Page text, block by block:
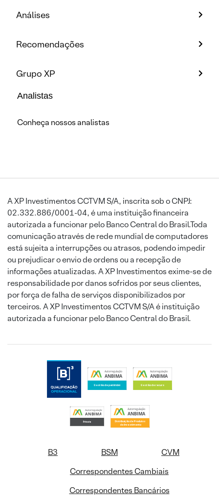
Análises
Recomendações
Grupo XP
Analistas
Conheça nossos analistas
A XP Investimentos CCTVM S/A, inscrita sob o CNPJ:
02.332.886/0001-04, é uma instituição financeira
autorizada a funcionar pelo Banco Central do Brasil.Toda
comunicação através de rede mundial de computadores
está sujeita a interrupções ou atrasos, podendo impedir
ou prejudicar o envio de ordens ou a recepção de
informações atualizadas. A XP Investimentos exime-se de
responsabilidade por danos sofridos por seus clientes,
por força de falha de serviços disponibilizados por
terceiros. A XP Investimentos CCTVM S/A é instituição
autorizada a funcionar pelo Banco Central do Brasil.
B3 BSM
CVM
Correspondentes Cambiais
Correspondentes Bancários